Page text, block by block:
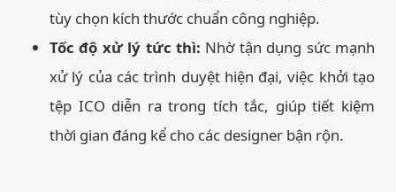
tùy chọn kích thước chuẩn công nghiệp.
Tốc độ xử lý tức thì: Nhờ tận dụng sức mạnh
xử lý của các trình duyệt hiện đại, việc khởi tạo
tệp ICO diễn ra trong tích tắc, giúp tiết kiệm
thời gian đáng kể cho các designer bận rộn.